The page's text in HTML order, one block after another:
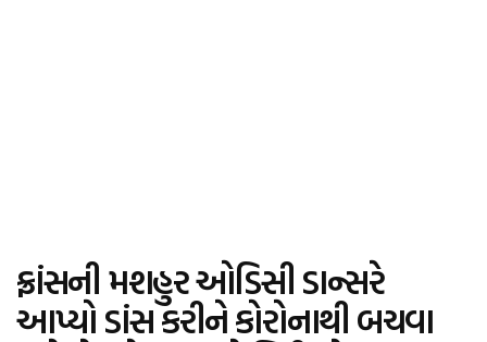
ફ્રાંસની મશહુર ઓડિસી ડાન્સરે
આપ્યો ડાંસ કરીને કોરોનાથી બચવા